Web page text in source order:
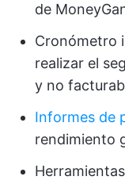
de
Cronómetro
realizar el
y no
Informes de
rendimiento